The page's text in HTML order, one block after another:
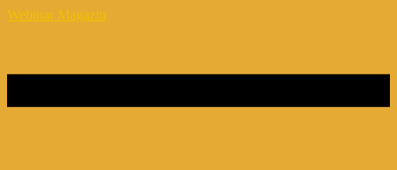
Webinar Magazin